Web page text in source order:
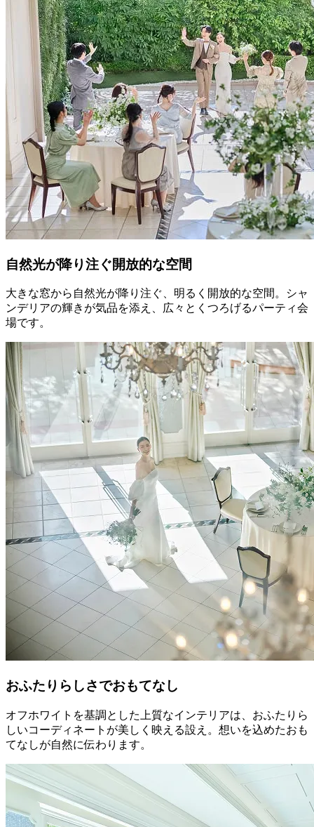
自然光が降り注ぐ開放的な空間
大きな窓から自然光が降り注ぐ、明るく開放的な空間。シャ
ンデリアの輝きが気品を添え、広々とくつろげるパーティ会
場です。
おふたりらしさでおもてなし
オフホワイトを基調とした上質なインテリアは、おふたりら
しいコーディネートが美しく映える設え。想いを込めたおも
てなしが自然に伝わります。